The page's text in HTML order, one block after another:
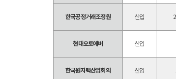
한국공정거래조정원 신입
현대오토에버 신입
한국원자력산업회의 신입